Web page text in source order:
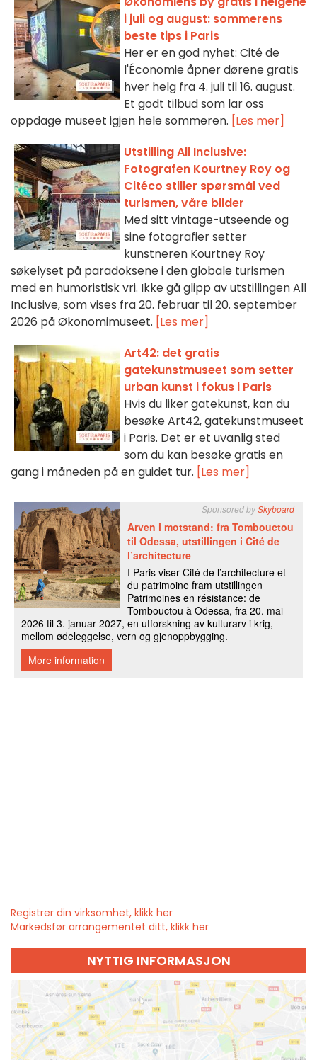
i juli og august: sommerens
beste tips i Paris
Her er en god nyhet: Cité de
l'Économie åpner dørene gratis
hver helg fra 4. juli til 16. august.
Et godt tilbud som lar oss
oppdage museet igjen hele sommeren. [Les mer]
Utstilling All Inclusive:
Fotografen Kourtney Roy og
Citéco stiller spørsmål ved
turismen, våre bilder
Med sitt vintage-utseende og
sine fotografier setter
kunstneren Kourtney Roy
søkelyset på paradoksene i den globale turismen
med en humoristisk vri. Ikke gå glipp av utstillingen All
Inclusive, som vises fra 20. februar til 20. september
2026 på Økonomimuseet. [Les mer]
Art42: det gratis
gatekunstmuseet som setter
urban kunst i fokus i Paris
Hvis du liker gatekunst, kan du
besøke Art42, gatekunstmuseet
i Paris. Det er et uvanlig sted
som du kan besøke gratis en
gang i måneden på en guidet tur. [Les mer]
Registrer din virksomhet, klikk her
Markedsfør arrangementet ditt, klikk her
NYTTIG INFORMASJON